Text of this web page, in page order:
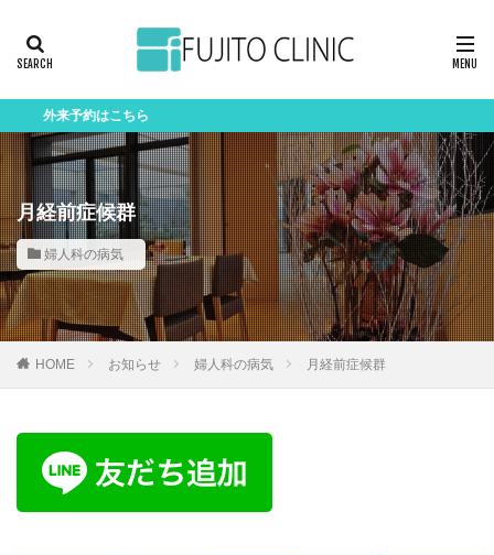
約はこちら
月経前症候群
婦人科の病気
HOME お知らせ 婦人科の病気 月経前症候群